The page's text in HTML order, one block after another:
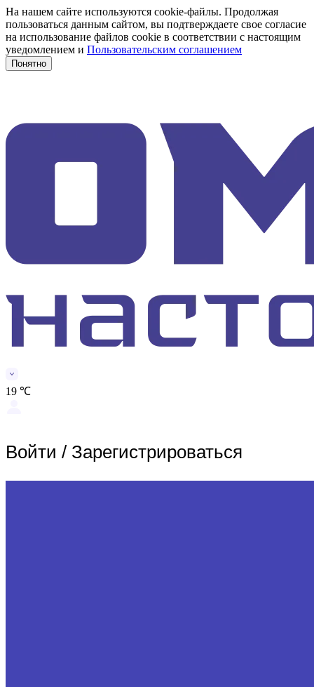
На нашем сайте используются cookie-файлы. Продолжая
пользоваться данным сайтом, вы подтверждаете свое согласие
на использование файлов cookie в соответствии с настоящим
уведомлением и Пользовательским соглашением
Понятно
19 ℃
Войти / Зарегистрироваться